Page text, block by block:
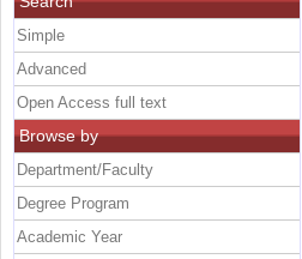
Simple
Advanced
Open Access full text
Browse by
Department/Faculty
Degree Program
Academic Year